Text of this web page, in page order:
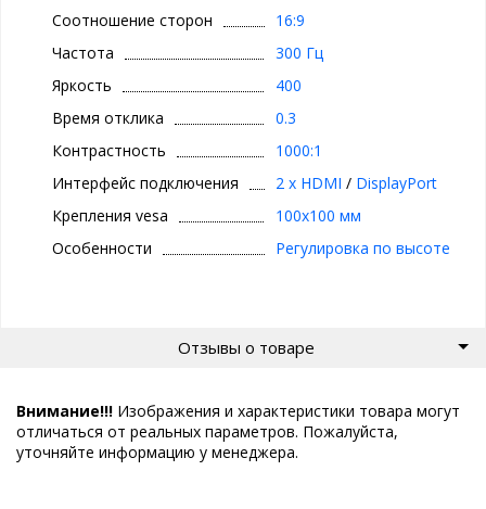
Соотношение сторон
16:9
Частота
300 Гц
Яркость
400
Время отклика
0.3
Контрастность
1000:1
Интерфейс подключения
2 x HDMI / DisplayPort
Крепления vesa
100x100 мм
Особенности
Регулировка по высоте
Отзывы о товаре
Внимание!!! Изображения и характеристики товара могут
отличаться от реальных параметров. Пожалуйста,
уточняйте информацию у менеджера.